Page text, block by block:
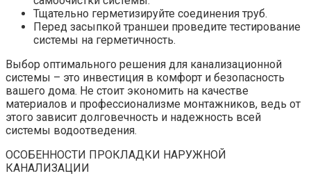
Тщательно герметизируйте соединения труб.
Перед засыпкой траншеи проведите тестирование
системы на герметичность.
Выбор оптимального решения для канализационной
системы – это инвестиция в комфорт и безопасность
вашего дома. Не стоит экономить на качестве
материалов и профессионализме монтажников, ведь от
этого зависит долговечность и надежность всей
системы водоотведения.
ОСОБЕННОСТИ ПРОКЛАДКИ НАРУЖНОЙ
КАНАЛИЗАЦИИ